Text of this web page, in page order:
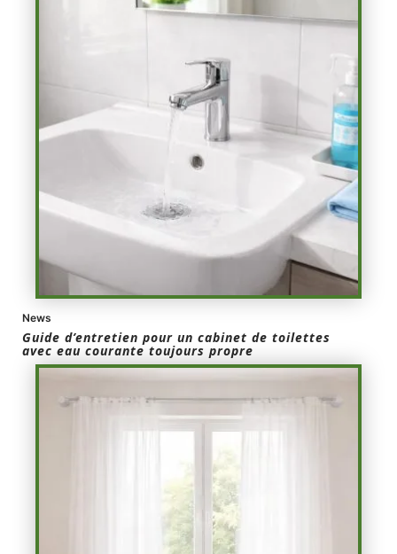
News
Guide d’entretien pour un cabinet de toilettes
avec eau courante toujours propre